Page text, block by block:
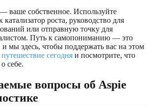
ваше собственное. Используйте
катализатор роста, руководство для
или отправную точку для
Путь к самопониманию — это
мы здесь, чтобы поддержать вас на этом
сегодня и посмотрите, что
себе.
вопросы об Aspie